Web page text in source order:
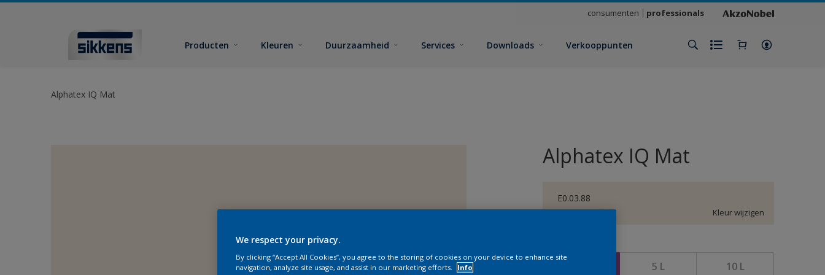
consumenten professionals
Producten Kleuren Duurzaamheid Services Downloads Verkooppunten
Alphatex IQ Mat
Alphatex IQ Mat
E0.03.88
Kleur wijzigen
5 L 10 L
We respect your privacy.
By clicking “Accept All Cookies”, you agree to the storing of cookies on your device to enhance site
navigation, analyze site usage, and assist in our marketing efforts.
Info